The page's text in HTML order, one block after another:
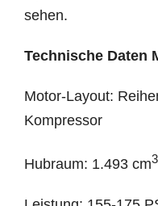
sehen.
Technische Daten
Motor-Layout:
Kompressor
Hubraum: 1.493 cm3